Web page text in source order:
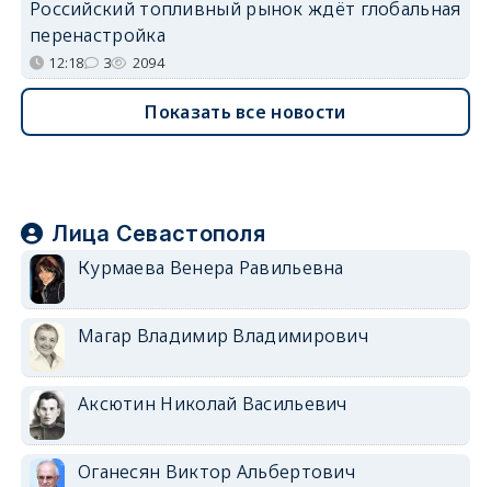
Российский топливный рынок ждёт глобальная
перенастройка
12:18 3 2094
Показать все новости
Лица Севастополя
Курмаева Венера Равильевна
Магар Владимир Владимирович
Аксютин Николай Васильевич
Оганесян Виктор Альбертович